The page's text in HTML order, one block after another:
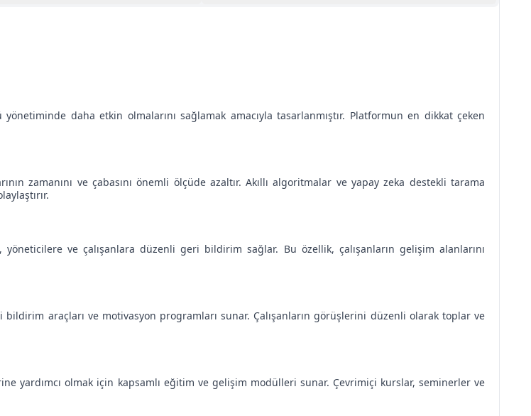
daha etkin olmalarını sağlamak amacıyla tasarlanmıştır. Platformun en dikkat çeken
zamanını ve çabasını önemli ölçüde azaltır. Akıllı algoritmalar ve yapay zeka destekli tarama
ve çalışanlara düzenli geri bildirim sağlar. Bu özellik, çalışanların gelişim alanlarını
bildirim araçları ve motivasyon programları sunar. Çalışanların görüşlerini düzenli olarak toplar ve
yardımcı olmak için kapsamlı eğitim ve gelişim modülleri sunar. Çevrimiçi kurslar, seminerler ve